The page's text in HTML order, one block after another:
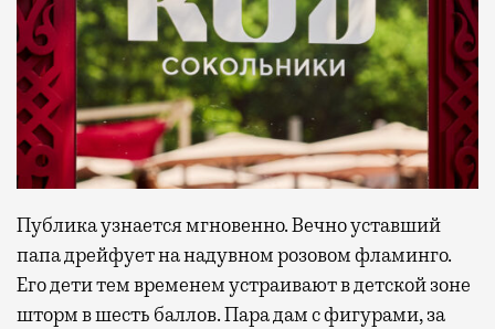
Публика узнается мгновенно. Вечно уставший
папа дрейфует на надувном розовом фламинго.
Его дети тем временем устраивают в детской зоне
шторм в шесть баллов. Пара дам с фигурами, за